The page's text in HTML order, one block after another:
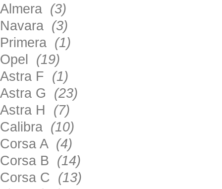
Almera (3)
Navara (3)
Primera (1)
Opel (19)
Astra F (1)
Astra G (23)
Astra H (7)
Calibra (10)
Corsa A (4)
Corsa B (14)
Corsa C (13)